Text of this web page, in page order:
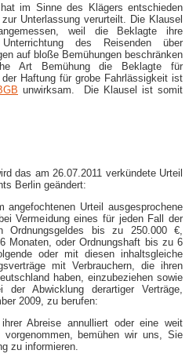
im Sinne des Klägers entschieden
Unterlassung verurteilt. Die Klausel
weil die Beklagte ihre
des Reisenden über
auf bloße Bemühungen beschränken
Art Bemühung die Beklagte für
Haftung für grobe Fahrlässigkeit ist
unwirksam. Die Klausel ist somit
das am 26.07.2011 verkündete Urteil
Berlin geändert:
Urteil ausgesprochene
Vermeidung eines für jeden Fall der
Ordnungsgeldes bis zu 250.000 €,
Monaten, oder Ordnungshaft bis zu 6
oder mit diesen inhaltsgleiche
mit Verbrauchern, die ihren
haben, einzubeziehen sowie
Abwicklung derartiger Verträge,
2009, zu berufen:
Abreise annulliert oder eine weit
bemühen wir uns, Sie
zu informieren.